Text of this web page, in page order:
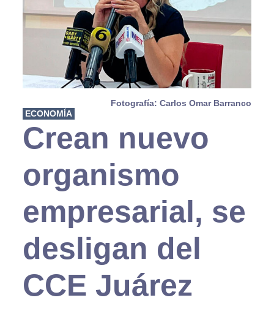
Fotografía: Carlos Omar Barranco
ECONOMÍA
Crean nuevo
organismo
empresarial, se
desligan del
CCE Juárez